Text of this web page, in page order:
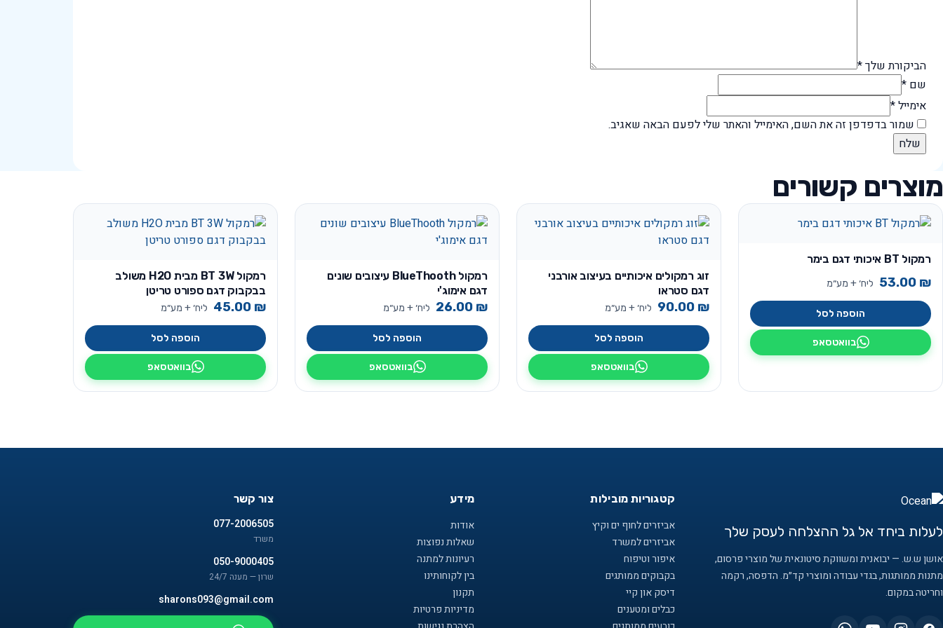
הביקורת שלך*
שם *
אימייל*
שמור בדפדפן זה את השם, האימייל והאתר שלי לפעם הבאה שאגיב.
מוצרים קשורים
רמקול BT איכותי דגם בימר
53.00 ₪ ליח׳ + מע״מ
הוספה לסל
בוואטסאפ
זוג רמקולים איכותיים בעיצוב אורבני
דגם סטראו
90.00 ₪ ליח׳ + מע״מ
הוספה לסל
בוואטסאפ
רמקול BlueThooth עיצובים שונים
דגם אימוג'י
26.00 ₪ ליח׳ + מע״מ
הוספה לסל
בוואטסאפ
רמקול BT 3W מבית H2O משולב
בבקבוק דגם ספורט טריטן
45.00 ₪ ליח׳ + מע״מ
הוספה לסל
בוואטסאפ
לעלות ביחד אל גל ההצלחה לעסק שלך
אושן ש.ש. — יבואנית ומשווקת סיטונאית של מוצרי פרסום,
מתנות ממותגות, בגדי עבודה ומוצרי קד״מ. הדפסה, רקמה
וחריטה במקום.
קטגוריות מובילות
אביזרים לחוף ים וקיץ
אביזרים למשרד
איפור וטיפוח
בקבוקים ממותגים
דיסק און קיי
כבלים ומטענים
מידע
אודות
שאלות נפוצות
רעיונות למתנה
בין לקוחותינו
תקנון
מדיניות פרטיות
צור קשר
077-2006505
משרד
050-9000405
שרון — מענה 24/7
sharons093@gmail.com